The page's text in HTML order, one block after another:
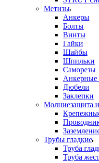
Метизы
Анкеры
Болты
Винты
Гайки
Шайбы
Шпильки
Саморезы
Анкерные
Дюбели
Заклепки
Молниезащита и
Трубы гладкие
Труба
Труба